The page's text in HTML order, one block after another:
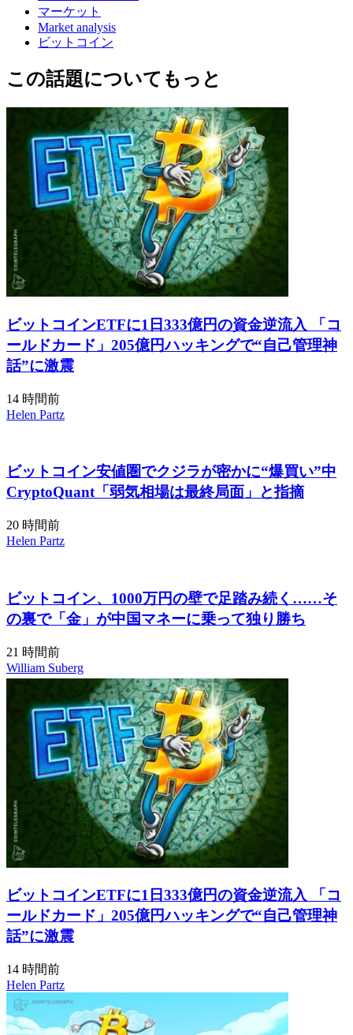
マーケット
Market analysis
ビットコイン
この話題についてもっと
ビットコインETFに1日333億円の資金逆流入 「コ
ールドカード」205億円ハッキングで“自己管理神
話”に激震
14 時間前
Helen Partz
ビットコイン安値圏でクジラが密かに“爆買い”中
CryptoQuant「弱気相場は最終局面」と指摘
20 時間前
Helen Partz
ビットコイン、1000万円の壁で足踏み続く……そ
の裏で「金」が中国マネーに乗って独り勝ち
21 時間前
William Suberg
ビットコインETFに1日333億円の資金逆流入 「コ
ールドカード」205億円ハッキングで“自己管理神
話”に激震
14 時間前
Helen Partz